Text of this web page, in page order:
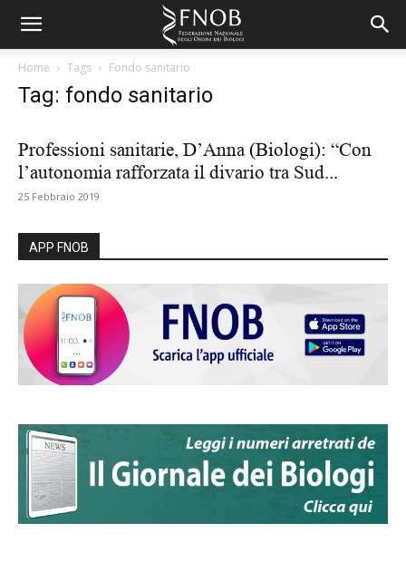
Home Tags Fondo sanitario
Tag: fondo sanitario
Professioni sanitarie, D’Anna (Biologi): “Con
l’autonomia rafforzata il divario tra Sud...
25 Febbraio 2019
APP FNOB